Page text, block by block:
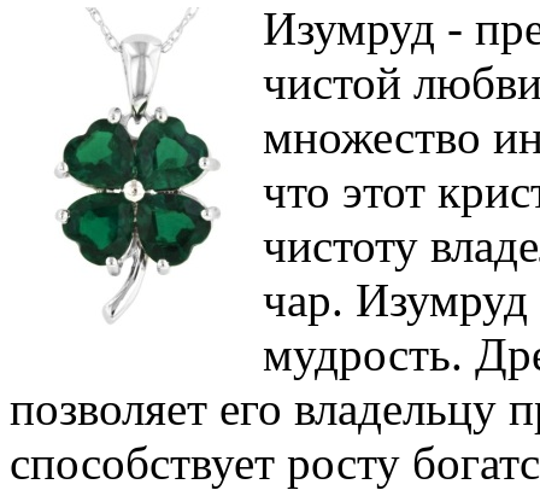
Изумруд -
чистой
множество
что этот
чистоту
чар. Изумруд
мудрость.
позволяет его владельцу
способствует росту